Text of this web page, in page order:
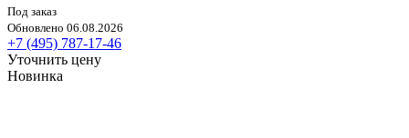
Под заказ
Обновлено 06.08.2026
+7 (495) 787-17-46
Уточнить цену
Новинка